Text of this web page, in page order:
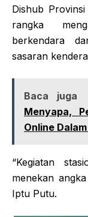
Dishub
rangka
berkendara
sasaran
Baca juga
Menyapa,
Online
“Kegiatan
menekan
Iptu Putu.